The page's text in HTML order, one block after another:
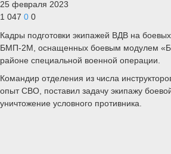
25 февраля 2023
1 047 0 0
Кадры подготовки экипажей ВДВ на
БМП-2М, оснащенных боевым модулем
районе специальной военной операции.
Командир отделения из числа
опыт СВО, поставил задачу экипажу
уничтожение условного противника.